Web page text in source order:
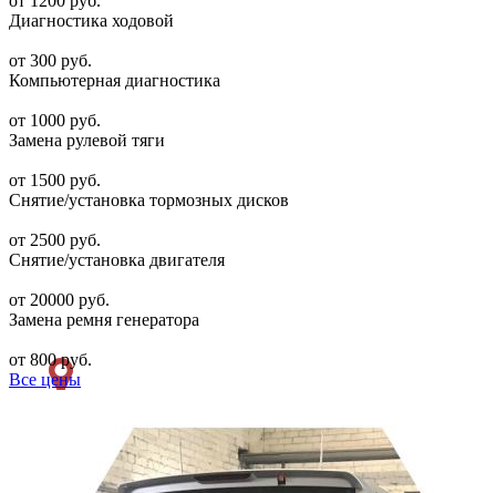
Диагностика ходовой
от 300 руб.
Компьютерная диагностика
от 1000 руб.
Замена рулевой тяги
от 1500 руб.
Снятие/установка тормозных дисков
от 2500 руб.
Снятие/установка двигателя
от 20000 руб.
Замена ремня генератора
от 800 руб.
Все цены